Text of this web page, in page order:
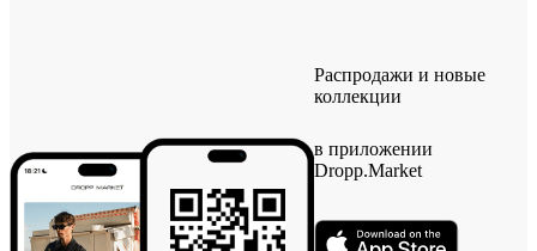
Распродажи и новые
коллекции
в приложении
Dropp.Market